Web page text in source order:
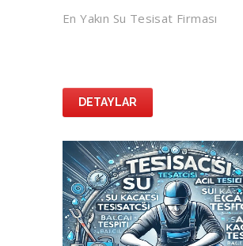
En Yakın Su Tesisat Firması
DETAYLAR